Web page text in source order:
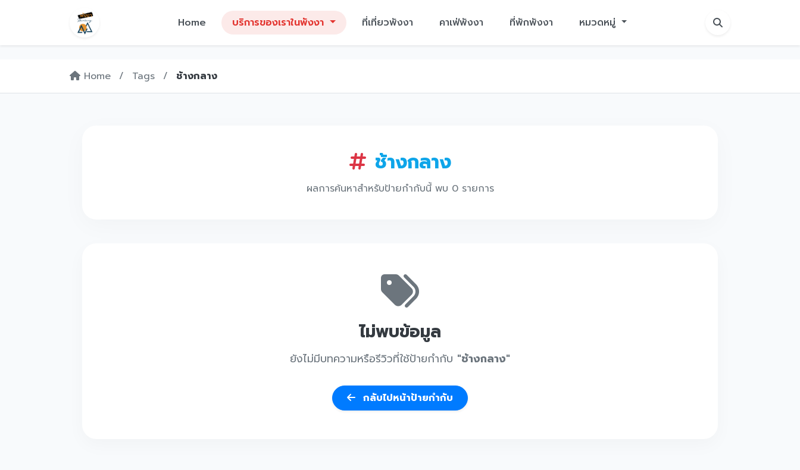
Home บริการของเราในพังงา ที่เที่ยวพังงา คาเฟ่พังงา ที่พักพังงา หมวดหมู่
Home / Tags / ช้างกลาง
ช้างกลาง
ผลการค้นหาสำหรับป้ายกำกับนี้ พบ 0 รายการ
ไม่พบข้อมูล
ยังไม่มีบทความหรือรีวิวที่ใช้ป้ายกำกับ "ช้างกลาง"
กลับไปหน้าป้ายกำกับ